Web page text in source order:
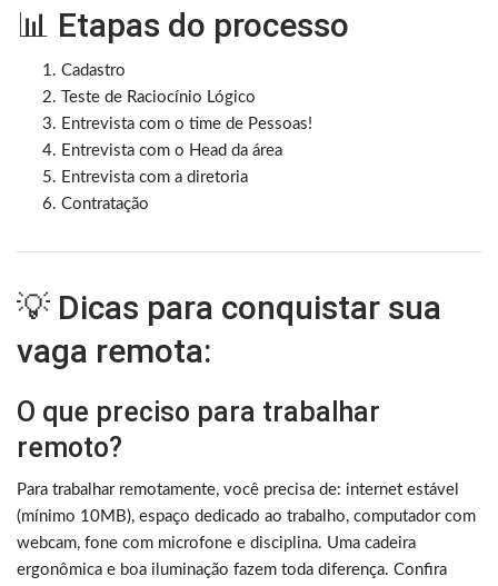
📊 Etapas do processo
Cadastro
Teste de Raciocínio Lógico
Entrevista com o time de Pessoas!
Entrevista com o Head da área
Entrevista com a diretoria
Contratação
💡 Dicas para conquistar sua
vaga remota:
O que preciso para trabalhar
remoto?
Para trabalhar remotamente, você precisa de: internet estável
(mínimo 10MB), espaço dedicado ao trabalho, computador com
webcam, fone com microfone e disciplina. Uma cadeira
ergonômica e boa iluminação fazem toda diferença. Confira